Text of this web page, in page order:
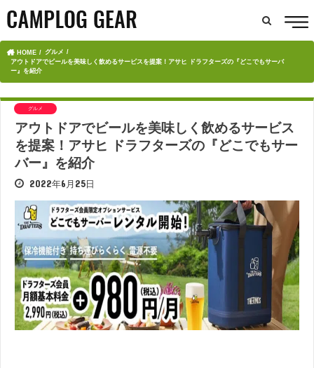
HOME
グルメ
アウトドアでビールを美味しく飲めるサービスを提案！アサヒ ドラフターズの『どこでもサーバ
ー』を紹介
グルメ
アウトドアでビールを美味しく飲めるサービス
を提案！アサヒ ドラフターズの『どこでもサー
バー』を紹介
2022年6月25日